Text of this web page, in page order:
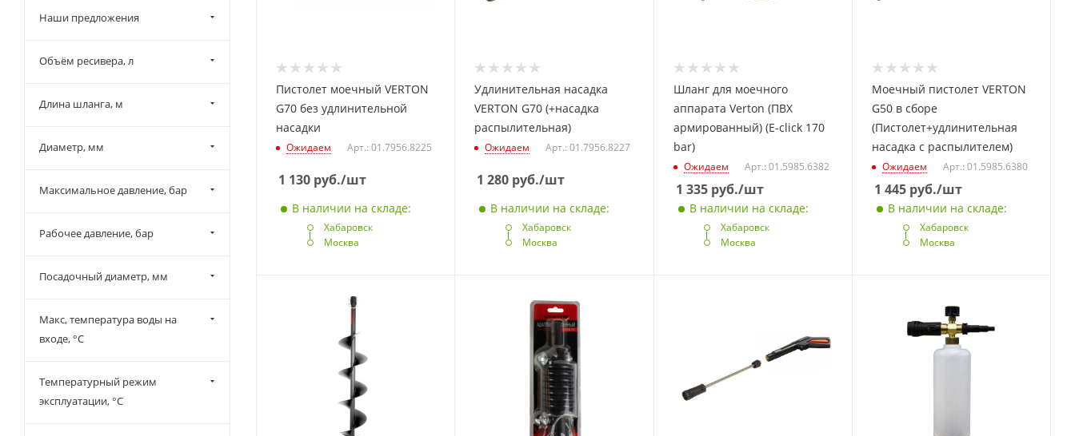
Пистолет моечный VERTON
G70 без удлинительной
насадки
Ожидаем Арт.: 01.7956.8225
1 130 руб./шт
В наличии на складе:
Хабаровск
Москва
Удлинительная насадка
VERTON G70 (+насадка
распылительная)
Ожидаем Арт.: 01.7956.8227
1 280 руб./шт
В наличии на складе:
Хабаровск
Москва
Шланг для моечного
аппарата Verton (ПВХ
армированный) (E-click 170
bar)
Ожидаем Арт.: 01.5985.6382
1 335руб./шт
В наличии на складе:
Хабаровск
Москва
Моечный пистолет VERTON
G50 в сборе
(Пистолет+удлинительная
насадка с распылителем)
Ожидаем Арт.: 01.5985.6380
1 445руб./шт
В наличии на складе:
Хабаровск
Москва
Наши предложения
Объём ресивера, л
Длина шланга, м
Диаметр, мм
Максимальное давление, бар
Рабочее давление, бар
Посадочный диаметр, мм
Макс, температура воды на
входе, °С
Температурный режим
эксплуатации, °С